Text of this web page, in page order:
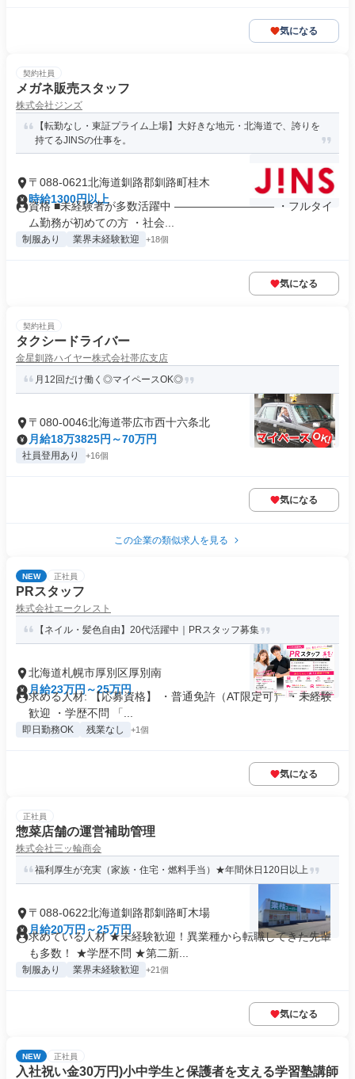
気になる
契約社員
メガネ販売スタッフ
株式会社ジンズ
【転勤なし・東証プライム上場】大好きな地元・北海道で、誇りを
持てるJINSの仕事を。
〒088-0621北海道釧路郡釧路町桂木
時給1300円以上
資格 ■未経験者が多数活躍中 ――――――――― ・フルタイ
ム勤務が初めての方 ・社会...
制服あり 業界未経験歓迎 +18個
気になる
契約社員
タクシードライバー
金星釧路ハイヤー株式会社帯広支店
月12回だけ働く◎マイペースOK◎
〒080-0046北海道帯広市西十六条北
月給18万3825円～70万円
社員登用あり +16個
気になる
この企業の類似求人を見る
NEW 正社員
PRスタッフ
株式会社エークレスト
【ネイル・髪色自由】20代活躍中｜PRスタッフ募集
北海道札幌市厚別区厚別南
月給23万円～25万円
求める人材: 【応募資格】 ・普通免許（AT限定可） ・未経験
歓迎 ・学歴不問 「...
即日勤務OK 残業なし +1個
気になる
正社員
惣菜店舗の運営補助管理
株式会社三ッ輪商会
福利厚生が充実（家族・住宅・燃料手当）★年間休日120日以上
〒088-0622北海道釧路郡釧路町木場
月給20万円～25万円
求めている人材 ★未経験歓迎！異業種から転職してきた先輩
も多数！ ★学歴不問 ★第二新...
制服あり 業界未経験歓迎 +21個
気になる
NEW 正社員
入社祝い金30万円)小中学生と保護者を支える学習塾講師